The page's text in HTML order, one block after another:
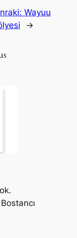
Wayuu
→